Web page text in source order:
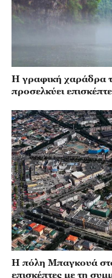
Η γραφική χαράδρα
προσελκύει
Η πόλη Μπαγκουά στο
επισκέπτες με τη